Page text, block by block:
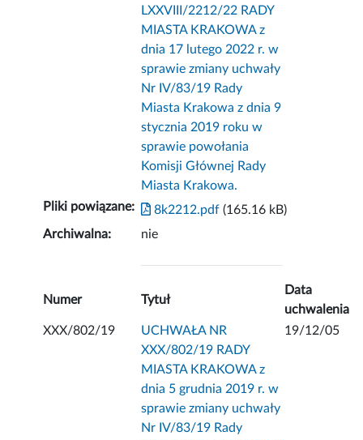
LXXVIII/2212/22 RADY
MIASTA KRAKOWA z
dnia 17 lutego 2022 r. w
sprawie zmiany uchwały
Nr IV/83/19 Rady
Miasta Krakowa z dnia 9
stycznia 2019 roku w
sprawie powołania
Komisji Głównej Rady
Miasta Krakowa.
Pliki powiązane: 8k2212.pdf (165.16 kB)
Archiwalna:
nie
Numer Tytuł
Data
uchwalenia
XXX/802/19
UCHWAŁA NR
XXX/802/19 RADY
MIASTA KRAKOWA z
dnia 5 grudnia 2019 r. w
sprawie zmiany uchwały
Nr IV/83/19 Rady
19/12/05